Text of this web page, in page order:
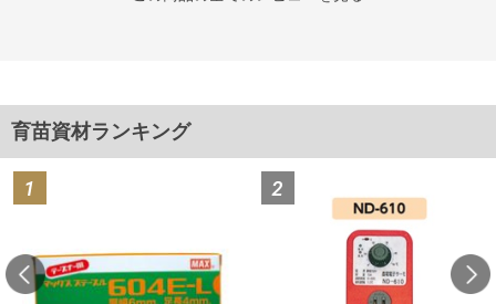
育苗資材ランキング